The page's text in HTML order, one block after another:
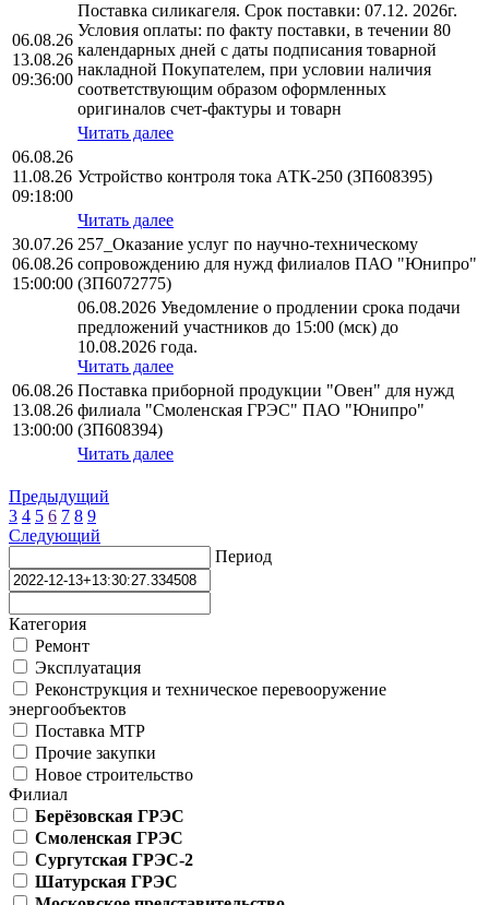
06.08.26
13.08.26
09:36:00
Поставка силикагеля. Срок поставки: 07.12. 2026г.
Условия оплаты: по факту поставки, в течении 80
календарных дней с даты подписания товарной
накладной Покупателем, при условии наличия
соответствующим образом оформленных
оригиналов счет-фактуры и товарн
Читать далее
06.08.26
11.08.26
09:18:00
Устройство контроля тока АТК-250 (ЗП608395)
Читать далее
30.07.26
06.08.26
15:00:00
257_Оказание услуг по научно-техническому
сопровождению для нужд филиалов ПАО "Юнипро"
(ЗП6072775)
06.08.2026 Уведомление о продлении срока подачи
предложений участников до 15:00 (мск) до
10.08.2026 года.
Читать далее
06.08.26
13.08.26
13:00:00
Поставка приборной продукции "Овен" для нужд
филиала "Смоленская ГРЭС" ПАО "Юнипро"
(ЗП608394)
Читать далее
Предыдущий
3 4 5 6 7 8 9
Следующий
Период
Категория
Ремонт
Эксплуатация
Реконструкция и техническое перевооружение
энергообъектов
Поставка МТР
Прочие закупки
Новое строительство
Филиал
Берёзовская ГРЭС
Смоленская ГРЭС
Сургутская ГРЭС-2
Шатурская ГРЭС